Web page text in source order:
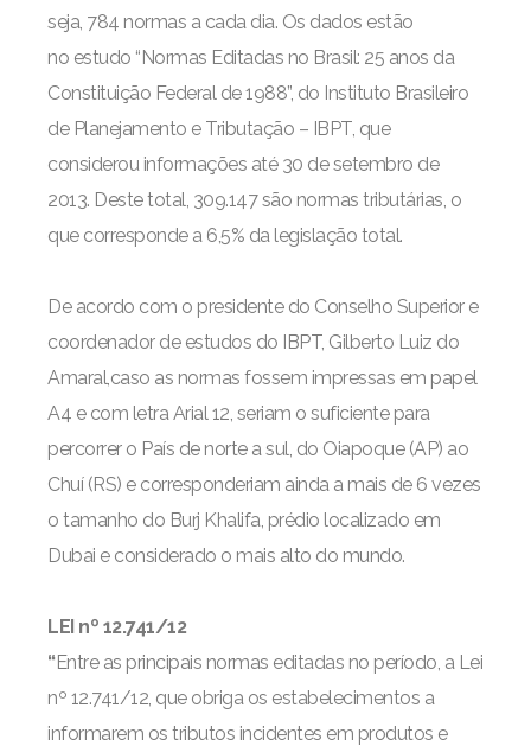
seja, 784 normas a cada dia. Os dados estão
no estudo “Normas Editadas no Brasil: 25 anos da
Constituição Federal de 1988”, do Instituto Brasileiro
de Planejamento e Tributação – IBPT, que
considerou informações até 30 de setembro de
2013. Deste total, 309.147 são normas tributárias, o
que corresponde a 6,5% da legislação total.
De acordo com o presidente do Conselho Superior e
coordenador de estudos do IBPT, Gilberto Luiz do
Amaral,caso as normas fossem impressas em papel
A4 e com letra Arial 12, seriam o suficiente para
percorrer o País de norte a sul, do Oiapoque (AP) ao
Chuí (RS) e corresponderiam ainda a mais de 6 vezes
o tamanho do Burj Khalifa, prédio localizado em
Dubai e considerado o mais alto do mundo.
LEI nº 12.741/12
“Entre as principais normas editadas no período, a Lei
nº 12.741/12, que obriga os estabelecimentos a
informarem os tributos incidentes em produtos e